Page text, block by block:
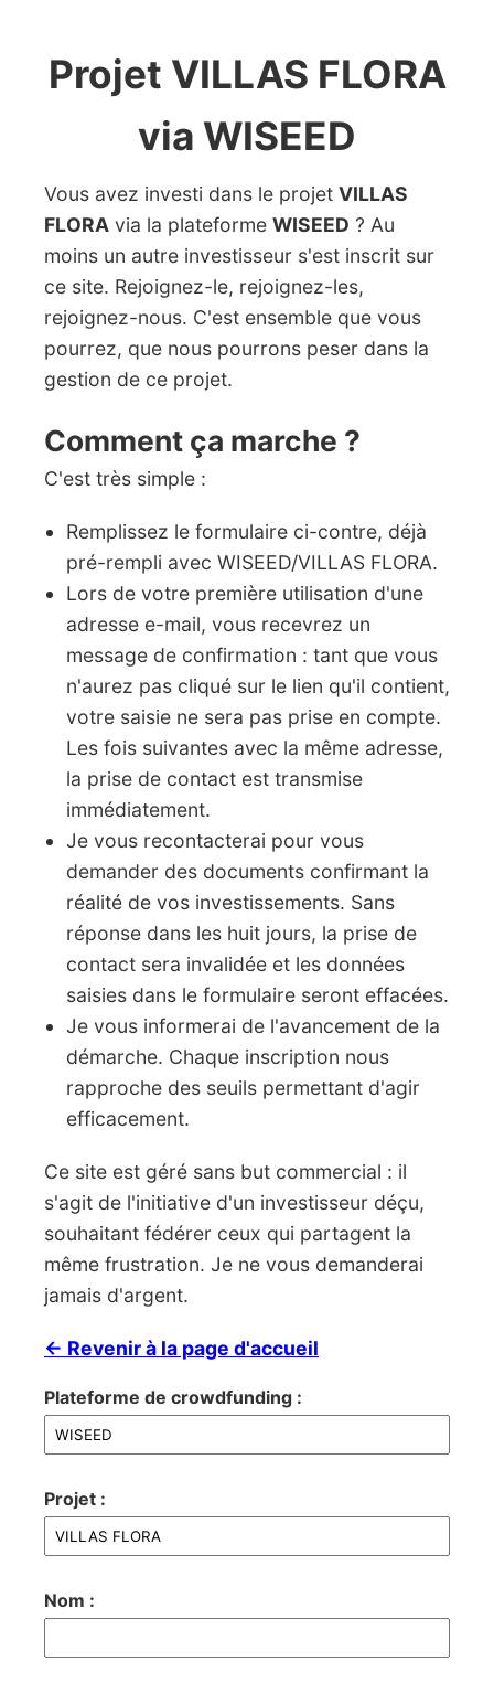
Projet VILLAS FLORA
via WISEED
Vous avez investi dans le projet VILLAS
FLORA via la plateforme WISEED ? Au
moins un autre investisseur s'est inscrit sur
ce site. Rejoignez-le, rejoignez-les,
rejoignez-nous. C'est ensemble que vous
pourrez, que nous pourrons peser dans la
gestion de ce projet.
Comment ça marche ?
C'est très simple :
Remplissez le formulaire ci-contre, déjà
pré-rempli avec WISEED/VILLAS FLORA.
Lors de votre première utilisation d'une
adresse e-mail, vous recevrez un
message de confirmation : tant que vous
n'aurez pas cliqué sur le lien qu'il contient,
votre saisie ne sera pas prise en compte.
Les fois suivantes avec la même adresse,
la prise de contact est transmise
immédiatement.
Je vous recontacterai pour vous
demander des documents confirmant la
réalité de vos investissements. Sans
réponse dans les huit jours, la prise de
contact sera invalidée et les données
saisies dans le formulaire seront effacées.
Je vous informerai de l'avancement de la
démarche. Chaque inscription nous
rapproche des seuils permettant d'agir
efficacement.
Ce site est géré sans but commercial : il
s'agit de l'initiative d'un investisseur déçu,
souhaitant fédérer ceux qui partagent la
même frustration. Je ne vous demanderai
jamais d'argent.
← Revenir à la page d'accueil
Plateforme de crowdfunding :
Projet :
Nom :